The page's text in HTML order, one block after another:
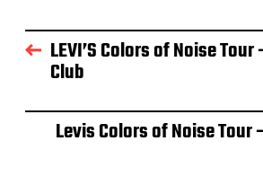
r
a
d
LEVI’S Colors of Noise
Club
Levis Colors of Noise Tour